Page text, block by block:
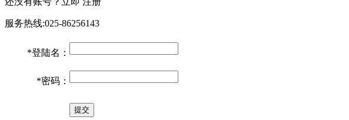
服务热线:025-86256143
*登陆名：
*密码：